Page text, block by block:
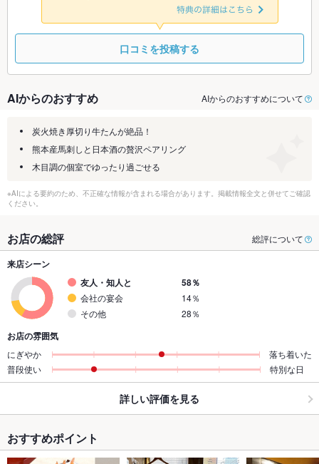
口コミを投稿する
AIからのおすすめ AIからのおすすめについて
炭火焼き厚切り牛たんが絶品！
熊本産馬刺しと日本酒の贅沢ペアリング
木目調の個室でゆったり過ごせる
※AIによる要約のため、不正確な情報が含まれる場合があります。掲載情報全文と併せてご確認
ください。
お店の総評 総評について
来店シーン
友人・知人と
58％
会社の宴会
14％
その他
28％
お店の雰囲気
にぎやか
落ち着いた
普段使い
特別な日
詳しい評価を見る
おすすめポイント